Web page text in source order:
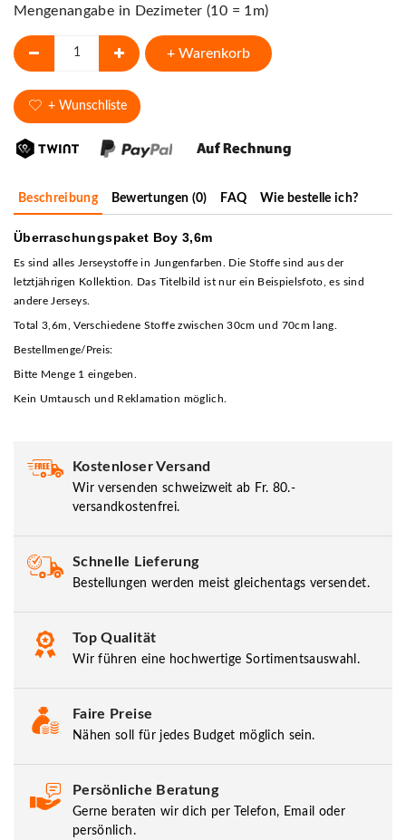
Mengenangabe in Dezimeter (10 = 1m)
+ Warenkorb
+ Wunschliste
Beschreibung Bewertungen (0) FAQ Wie bestelle ich?
Überraschungspaket Boy 3,6m
Es sind alles Jerseystoffe in Jungenfarben. Die Stoffe sind aus der
letztjährigen Kollektion. Das Titelbild ist nur ein Beispielsfoto, es sind
andere Jerseys.
Total 3,6m, Verschiedene Stoffe zwischen 30cm und 70cm lang.
Bestellmenge/Preis:
Bitte Menge 1 eingeben.
Kein Umtausch und Reklamation möglich.
Kostenloser Versand
Wir versenden schweizweit ab Fr. 80.-
versandkostenfrei.
Schnelle Lieferung
Bestellungen werden meist gleichentags versendet.
Top Qualität
Wir führen eine hochwertige Sortimentsauswahl.
Faire Preise
Nähen soll für jedes Budget möglich sein.
Persönliche Beratung
Gerne beraten wir dich per Telefon, Email oder
persönlich.